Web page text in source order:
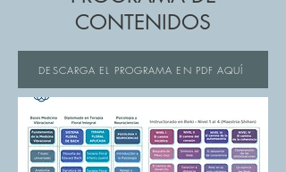
CONTENIDOS
DESCARGA EL PROGRAMA EN PDF AQUÍ